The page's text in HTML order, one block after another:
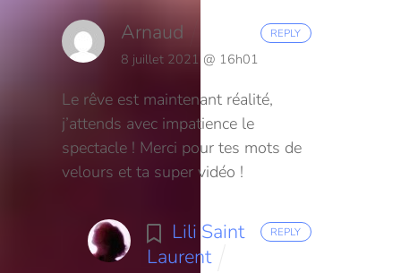
Arnaud
8 juillet 2021 @ 16h01
Le rêve est maintenant réalité,
j’attends avec impatience le
spectacle ! Merci pour tes mots de
velours et ta super vidéo !
REPLY
Lili Saint
Laurent
REPLY